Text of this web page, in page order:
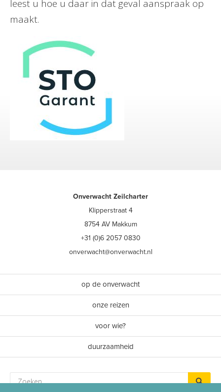
leest u hoe u daar in dat geval aanspraak op
maakt.
Onverwacht Zeilcharter
Klipperstraat 4
8754 AV Makkum
+31 (0)6 2057 0830
onverwacht@onverwacht.nl
op de onverwacht
onze reizen
voor wie?
duurzaamheid